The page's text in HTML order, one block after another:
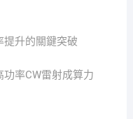
提升的關鍵突破
率CW雷射成算力